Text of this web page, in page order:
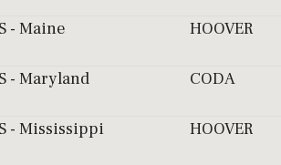
- Maine HOOVER
- Maryland CODA
- Mississippi HOOVER